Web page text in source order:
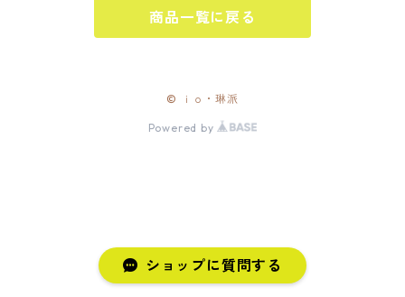
ショップに質問する
商品一覧に戻る
© ｉｏ・琳派
Powered by